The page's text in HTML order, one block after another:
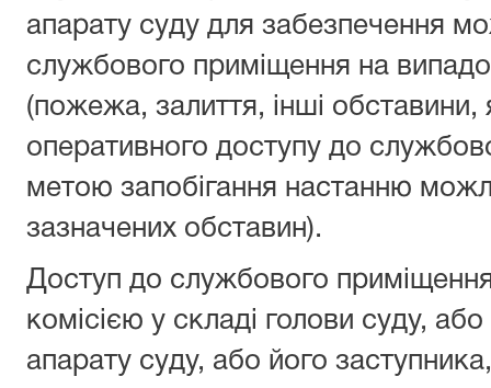
апарату суду для забезпечення
службового приміщення на
(пожежа, залиття, інші обставини,
оперативного доступу до
метою запобігання настанню
зазначених обставин).
Доступ до службового
комісією у складі голови суду,
апарату суду, або його